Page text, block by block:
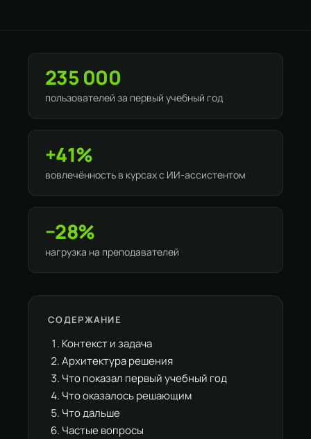
235 000
пользователей за первый учебный год
+41%
вовлечённость в курсах с ИИ-ассистентом
−28%
нагрузка на преподавателей
СОДЕРЖАНИЕ
Контекст и задача
Архитектура решения
Что показал первый учебный год
Что оказалось решающим
Что дальше
Частые вопросы